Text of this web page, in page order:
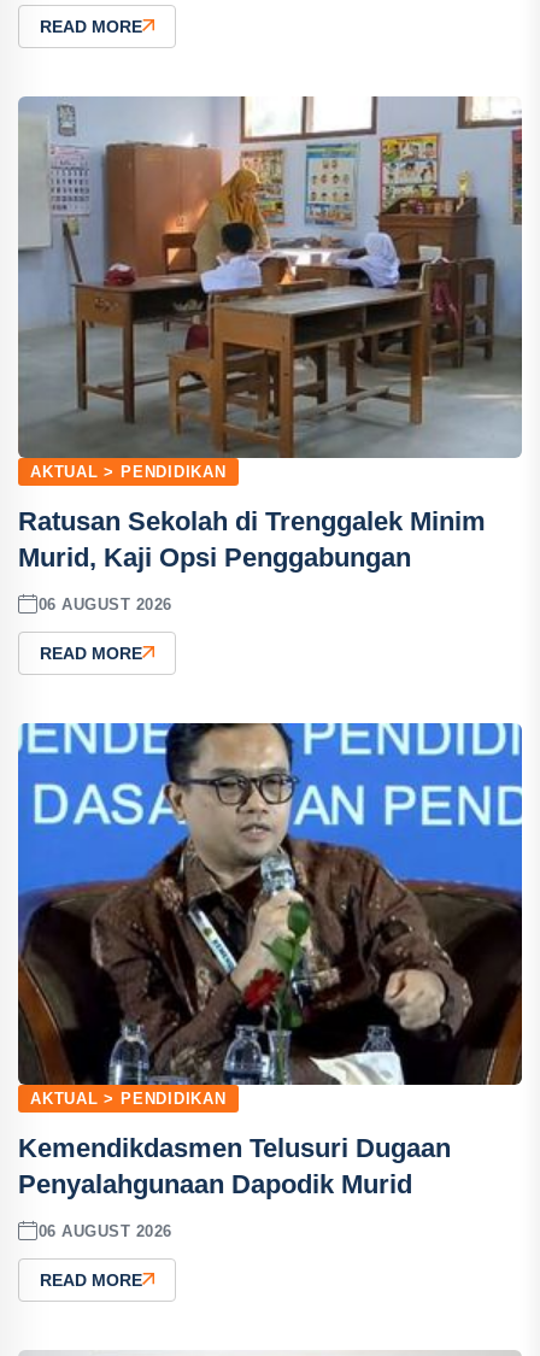
READ MORE
AKTUAL > PENDIDIKAN
Ratusan Sekolah di Trenggalek Minim
Murid, Kaji Opsi Penggabungan
06 AUGUST 2026
READ MORE
AKTUAL > PENDIDIKAN
Kemendikdasmen Telusuri Dugaan
Penyalahgunaan Dapodik Murid
06 AUGUST 2026
READ MORE